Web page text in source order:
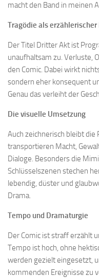
macht den Band in meinen
Tragödie als
Der Titel Dritter Akt ist
unaufhaltsam zu. Verluste,
den Comic. Dabei wirkt
sondern eher konsequent
Genau das verleiht der
Die visuelle Umsetzung
Auch zeichnerisch bleibt die
transportieren Macht,
Dialoge. Besonders die
Schlüsselszenen stechen
lebendig, düster und
Drama.
Tempo und Dramaturgie
Der Comic ist straff erzählt
Tempo ist hoch, ohne
werden gezielt eingesetzt,
kommenden Ereignisse zu